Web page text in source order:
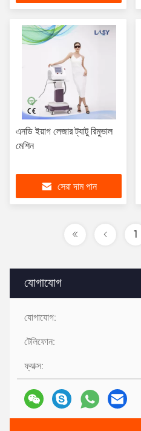
যোগাযোগ
যোগাযোগ:
টেলিফোন:
ফ্যাক্স:
এনডি ইয়াগ লেজার ট্যাটু রিমুভাল
মেশিন
সেরা দাম পান
1